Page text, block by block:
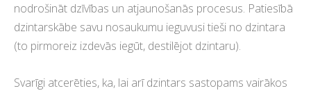
nodrošināt dzīvības un atjaunošanās procesus. Patiesībā
dzintarskābe savu nosaukumu ieguvusi tieši no dzintara
(to pirmoreiz izdevās iegūt, destilējot dzintaru).
Svarīgi atcerēties, ka, lai arī dzintars sastopams vairākos